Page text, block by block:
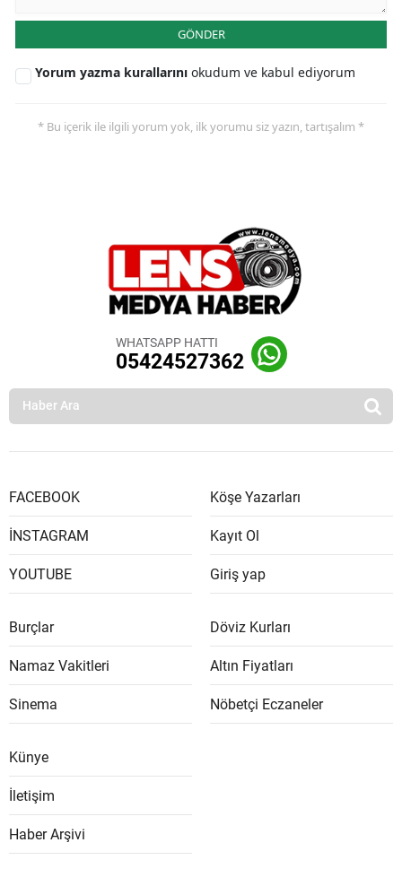
GÖNDER
Yorum yazma kurallarını okudum ve kabul ediyorum
* Bu içerik ile ilgili yorum yok, ilk yorumu siz yazın, tartışalım *
WHATSAPP HATTI
05424527362
FACEBOOK
İNSTAGRAM
YOUTUBE
Köşe Yazarları
Kayıt Ol
Giriş yap
Burçlar
Namaz Vakitleri
Sinema
Döviz Kurları
Altın Fiyatları
Nöbetçi Eczaneler
Künye
İletişim
Haber Arşivi